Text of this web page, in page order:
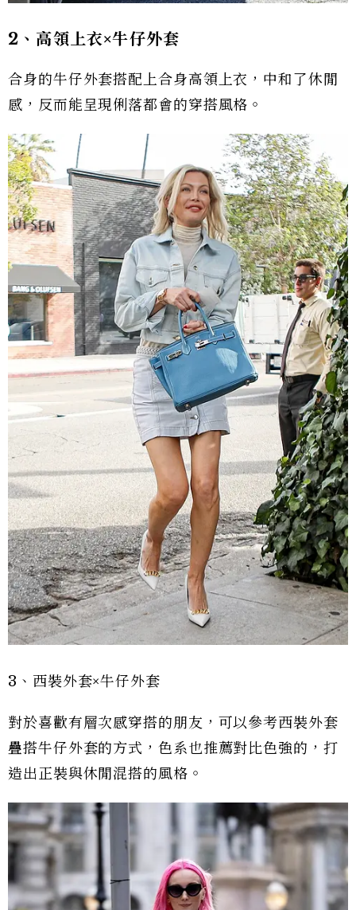
2、高領上衣×牛仔外套
合身的牛仔外套搭配上合身高領上衣，中和了休閒
感，反而能呈現俐落都會的穿搭風格。
3、西裝外套×牛仔外套
對於喜歡有層次感穿搭的朋友，可以參考西裝外套
疊搭牛仔外套的方式，色系也推薦對比色強的，打
造出正裝與休閒混搭的風格。